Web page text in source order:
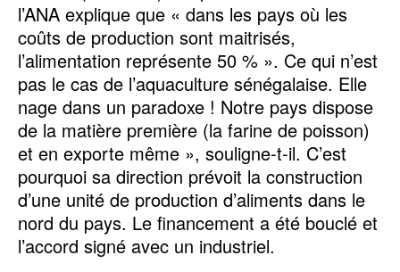
l’ANA explique que « dans les pays où les
coûts de production sont maitrisés,
l’alimentation représente 50 % ». Ce qui n’est
pas le cas de l’aquaculture sénégalaise. Elle
nage dans un paradoxe ! Notre pays dispose
de la matière première (la farine de poisson)
et en exporte même », souligne-t-il. C’est
pourquoi sa direction prévoit la construction
d’une unité de production d’aliments dans le
nord du pays. Le financement a été bouclé et
l’accord signé avec un industriel.